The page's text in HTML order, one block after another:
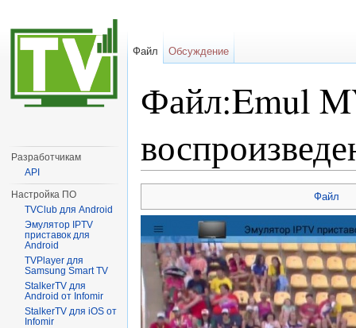
Файл:Emul
Файл
Файл Обсуждение
Разработчикам
API
Настройка ПО
TVClub для Android
Эмулятор IPTV
приставок для
Android
TVPlayer для
Samsung Smart TV
StalkerTV для
Android от Infomir
StalkerTV для iOS от
Infomir